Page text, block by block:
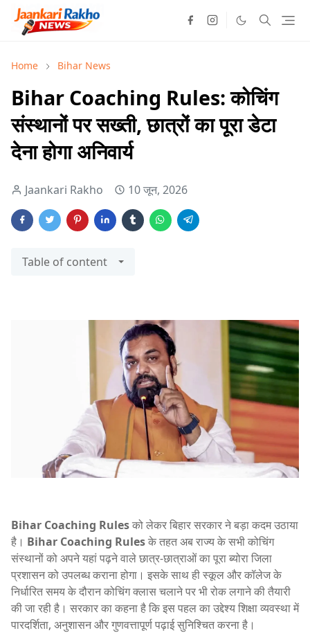
Home Bihar News
Bihar Coaching Rules: कोचिंग
संस्थानों पर सख्ती, छात्रों का पूरा डेटा
देना होगा अनिवार्य
Jaankari Rakho 10 जून, 2026
Table of content
Bihar Coaching Rulesको लेकर बिहार सरकार ने बड़ा कदम उठाया
है। Bihar Coaching Rulesके तहत अब राज्य के सभी कोचिंग
संस्थानों को अपने यहां पढ़ने वाले छात्र-छात्राओं का पूरा ब्योरा जिला
प्रशासन को उपलब्ध कराना होगा। इसके साथ ही स्कूल और कॉलेज के
निर्धारित समय के दौरान कोचिंग क्लास चलाने पर भी रोक लगाने की तैयारी
की जा रही है। सरकार का कहना है कि इस पहल का उद्देश्य शिक्षा व्यवस्था में
पारदर्शिता, अनुशासन और गुणवत्तापूर्ण पढ़ाई सुनिश्चित करना है।